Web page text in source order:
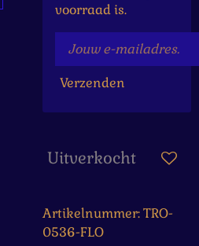
voorraad is.
Verzenden
Uitverkocht
Artikelnummer:TRO-
0536-FLO